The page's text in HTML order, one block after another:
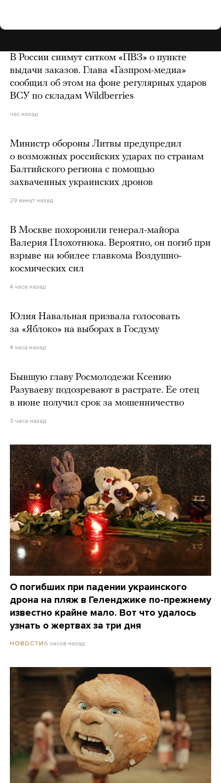
В России снимут ситком «ПВЗ» о пункте
выдачи заказов. Глава «Газпром-медиа»
сообщил об этом на фоне регулярных ударов
ВСУ по складам Wildberries
час назад
Министр обороны Литвы предупредил
о возможных российских ударах по странам
Балтийского региона с помощью
захваченных украинских дронов
29 минут назад
В Москве похоронили генерал-майора
Валерия Плохотнюка. Вероятно, он погиб при
взрыве на юбилее главкома Воздушно-
космических сил
4 часа назад
Юлия Навальная призвала голосовать
за «Яблоко» на выборах в Госдуму
4 часа назад
Бывшую главу Росмолодежи Ксению
Разуваеву подозревают в растрате. Ее отец
в июне получил срок за мошенничество
3 часа назад
О погибших при падении украинского
дрона на пляж в Геленджике по-прежнему
известно крайне мало. Вот что удалось
узнать о жертвах за три дня
НОВОСТИ 6 часов назад